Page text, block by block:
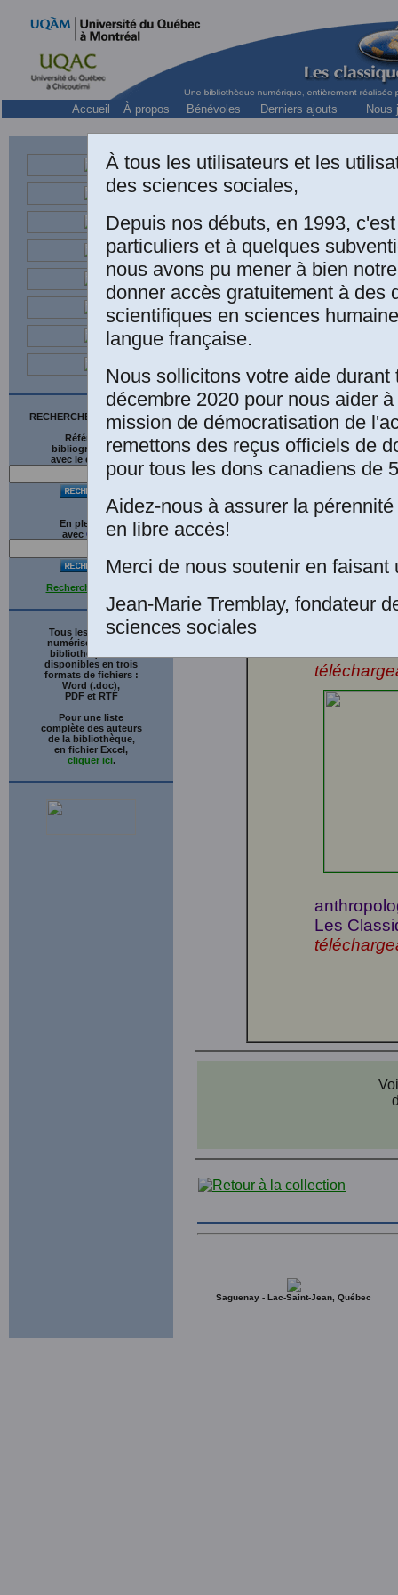
Accueil À propos Bénévoles Derniers ajouts Nous
RECHERCHE SUR LE SITE
Références
bibliographiques
avec le catalogue
En plein texte
avec G gle
Recherche avancée
Tous les ouvrages
numérisés de cette
bibliothèque sont
disponibles en trois
formats de fichiers :
Word (.doc),
PDF et RTF
Pour une liste
complète des auteurs
de la bibliothèque,
en fichier Excel,
cliquer ici.
Centre de
de la
publié
direction
société
chapitre
Les
Racine
par M.
Les
Saguenay - Lac-Saint-Jean, Québec
À tous les utilisateurs et les
des sciences sociales,
Depuis nos débuts, en 1993,
particuliers et à quelques
nous avons pu mener à bien
donner accès gratuitement à des
scientifiques en sciences
langue française.
Nous sollicitons votre aide durant
décembre 2020 pour nous aider
mission de démocratisation de
remettons des reçus officiels de
pour tous les dons canadiens de
Aidez-nous à assurer la
en libre accès!
Merci de nous soutenir en faisant
Jean-Marie Tremblay, fondateur
sciences sociales